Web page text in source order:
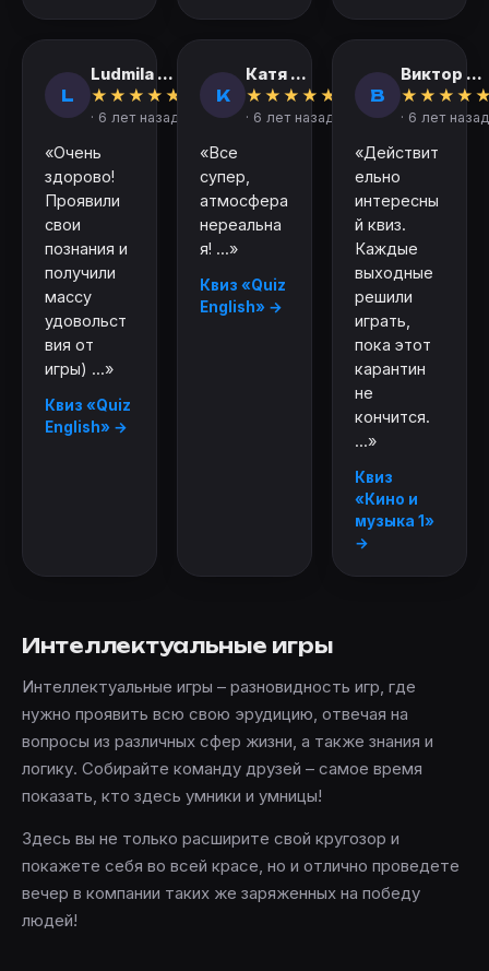
L
Ludmila ...
★ ★ ★ ★ ★
· 6 лет назад
«Очень
здорово!
Проявили
свои
познания и
получили
массу
удовольст
вия от
игры) ...»
Квиз «Quiz
English» →
К
Катя ...
★ ★ ★ ★ ★
· 6 лет назад
«Все
супер,
атмосфера
нереальна
я! ...»
Квиз «Quiz
English» →
В
Виктор ...
★ ★ ★ ★
· 6 лет назад
«Действит
ельно
интересны
й квиз.
Каждые
выходные
решили
играть,
пока этот
карантин
не
кончится.
...»
Квиз
«Кино и
музыка 1»
→
Интеллектуальные игры
Интеллектуальные игры – разновидность игр, где
нужно проявить всю свою эрудицию, отвечая на
вопросы из различных сфер жизни, а также знания и
логику. Собирайте команду друзей – самое время
показать, кто здесь умники и умницы!
Здесь вы не только расширите свой кругозор и
покажете себя во всей красе, но и отлично проведете
вечер в компании таких же заряженных на победу
людей!